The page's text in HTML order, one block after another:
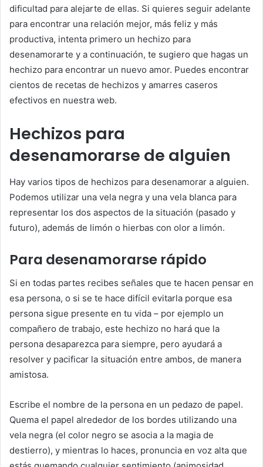
dificultad para alejarte de ellas. Si quieres seguir adelante
para encontrar una relación mejor, más feliz y más
productiva, intenta primero un hechizo para
desenamorarte y a continuación, te sugiero que hagas un
hechizo para encontrar un nuevo amor. Puedes encontrar
cientos de recetas de hechizos y amarres caseros
efectivos en nuestra web.
Hechizos para
desenamorarse de alguien
Hay varios tipos de hechizos para desenamorar a alguien.
Podemos utilizar una vela negra y una vela blanca para
representar los dos aspectos de la situación (pasado y
futuro), además de limón o hierbas con olor a limón.
Para desenamorarse rápido
Si en todas partes recibes señales que te hacen pensar en
esa persona, o si se te hace difícil evitarla porque esa
persona sigue presente en tu vida – por ejemplo un
compañero de trabajo, este hechizo no hará que la
persona desaparezca para siempre, pero ayudará a
resolver y pacificar la situación entre ambos, de manera
amistosa.
Escribe el nombre de la persona en un pedazo de papel.
Quema el papel alrededor de los bordes utilizando una
vela negra (el color negro se asocia a la magia de
destierro), y mientras lo haces, pronuncia en voz alta que